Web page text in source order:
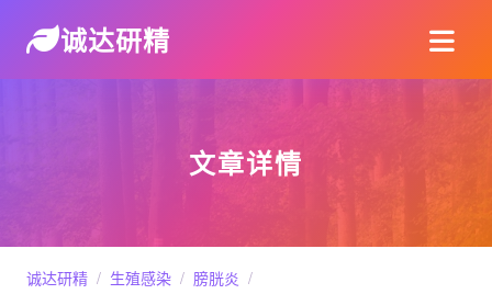
诚达研精
文章详情
诚达研精 / 生殖感染 / 膀胱炎 /